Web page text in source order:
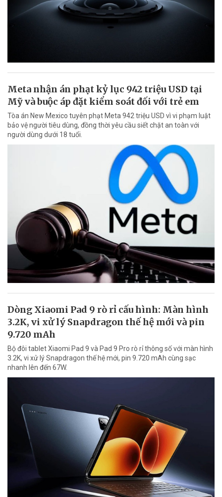
Meta nhận án phạt kỷ lục 942 triệu USD tại
Mỹ và buộc áp đặt kiểm soát đối với trẻ em
Tòa án New Mexico tuyên phạt Meta 942 triệu USD vì vi phạm luật
bảo vệ người tiêu dùng, đồng thời yêu cầu siết chặt an toàn với
người dùng dưới 18 tuổi.
Dòng Xiaomi Pad 9 rò rỉ cấu hình: Màn hình
3.2K, vi xử lý Snapdragon thế hệ mới và pin
9.720 mAh
Bộ đôi tablet Xiaomi Pad 9 và Pad 9 Pro rò rỉ thông số với màn hình
3.2K, vi xử lý Snapdragon thế hệ mới, pin 9.720 mAh cùng sạc
nhanh lên đến 67W.